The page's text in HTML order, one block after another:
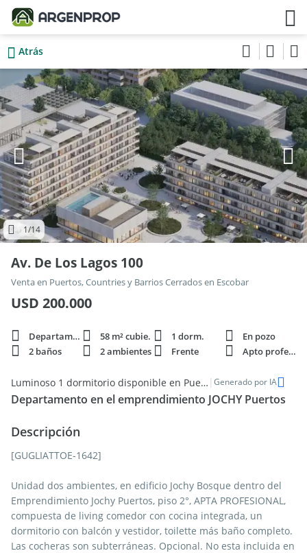
Atrás
1/14
Av. De Los Lagos 100
Venta en Puertos, Countries y Barrios Cerrados en Escobar
USD 200.000
Departamento 58 m² cubie. 1 dorm.
En pozo
2 baños
2 ambientes Frente Apto profesi.
Luminoso 1 dormitorio disponible en Puertos - Venta | Generado por IA
Departamento en el emprendimiento JOCHY Puertos
Descripción
[GUGLIATTOE-1642]
Unidad dos ambientes, en edificio Jochy Bosque dentro del
Emprendimiento Jochy Puertos, piso 2°, APTA PROFESIONAL,
compuesta de living comedor con cocina integrada, un
dormitorio con balcón y vestidor, toilette más baño completo.
Las cocheras son subterráneas. Opcional. No esta incluida en